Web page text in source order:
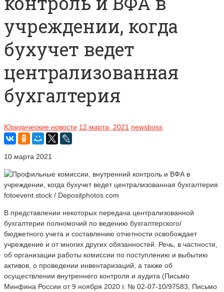
учреждении, когда
бухучет ведет
централизованная
бухгалтерия
Юридические новости 12 марта, 2021 newsboss
10 марта 2021
fotoevent.stock / Depositphotos.com
В представлении некоторых передача централизованной
бухгалтерии полномочий по ведению бухгалтерского/
бюджетного учета и составлению отчетности освобождает
учреждение и от многих других обязанностей. Речь, в частности,
об организации работы комиссии по поступлению и выбытию
активов, о проведении инвентаризаций, а также об
осуществлении внутреннего контроля и аудита (Письмо
Минфина России от 9 ноября 2020 г. № 02-07-10/97583, Письмо